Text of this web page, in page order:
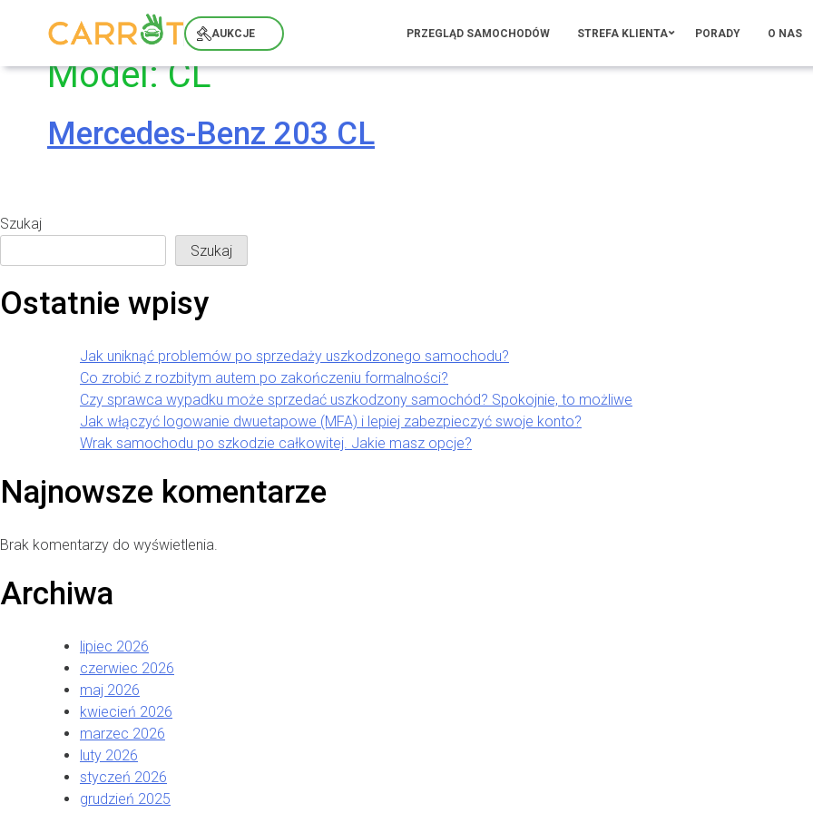
AUKCJE PRZEGLĄD SAMOCHODÓW STREFA KLIENTA PORADY O NAS
Model:CL
Mercedes-Benz 203 CL
Szukaj
Szukaj
Ostatnie wpisy
Jak uniknąć problemów po sprzedaży uszkodzonego samochodu?
Co zrobić z rozbitym autem po zakończeniu formalności?
Czy sprawca wypadku może sprzedać uszkodzony samochód? Spokojnie, to możliwe
Jak włączyć logowanie dwuetapowe (MFA) i lepiej zabezpieczyć swoje konto?
Wrak samochodu po szkodzie całkowitej. Jakie masz opcje?
Najnowsze komentarze
Brak komentarzy do wyświetlenia.
Archiwa
lipiec 2026
czerwiec 2026
maj 2026
kwiecień 2026
marzec 2026
luty 2026
styczeń 2026
grudzień 2025